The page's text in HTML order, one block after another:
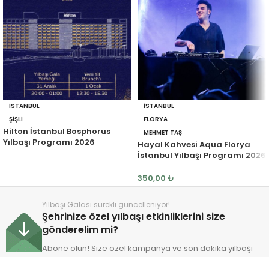
İSTANBUL
ŞIŞLI
Hilton İstanbul Bosphorus
Yılbaşı Programı 2026
İSTANBUL
FLORYA
MEHMET TAŞ
Hayal Kahvesi Aqua Florya
İstanbul Yılbaşı Programı 2026
350,00 ₺
Yılbaşı Galası sürekli güncelleniyor!
Şehrinize özel yılbaşı etkinliklerini size
gönderelim mi?
Abone olun! Size özel kampanya ve son dakika yılbaşı